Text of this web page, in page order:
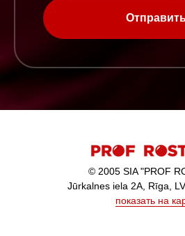
© 2005 SIA "PROF
Jūrkalnes iela 2A, Rīga,
показать на